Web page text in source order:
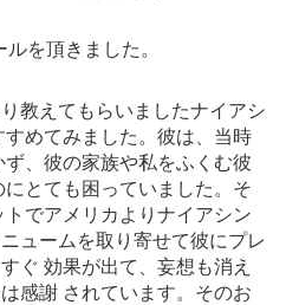
を頂きました。
教えてもらいましたナイアシ
めてみました。彼は、当時
、彼の家族や私をふくむ彼
とても困っていました。そ
でアメリカよりナイアシン
ュームを取り寄せて彼にプレ
ぐ 効果が出て、妄想も消え
感謝 されています。そのお